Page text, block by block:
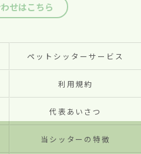
せはこちら
ペットシッターサービス
利用規約
代表あいさつ
当シッターの特徴